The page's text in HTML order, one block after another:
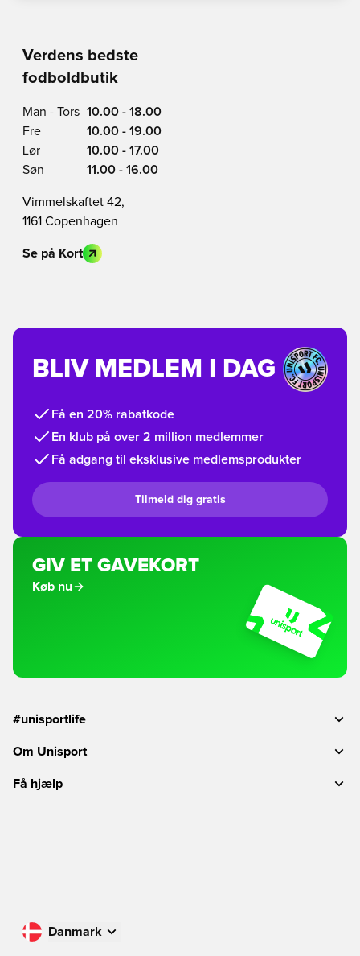
Verdens bedste
fodboldbutik
Man - Tors 10.00 - 18.00
Fre
10.00 - 19.00
Lør
10.00 - 17.00
Søn
11.00 - 16.00
Vimmelskaftet 42,
1161 Copenhagen
Se på Kort
BLIV MEDLEM I DAG
Få en 20% rabatkode
En klub på over 2 million medlemmer
Få adgang til eksklusive medlemsprodukter
Tilmeld dig gratis
GIV ET GAVEKORT
Køb nu
#unisportlife
Om Unisport
Få hjælp
Danmark